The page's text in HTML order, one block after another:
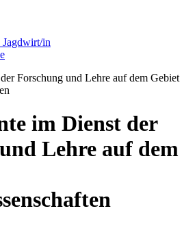
Jagdwirt/in
Forschung und Lehre auf dem Gebiet
im Dienst der
Lehre auf dem